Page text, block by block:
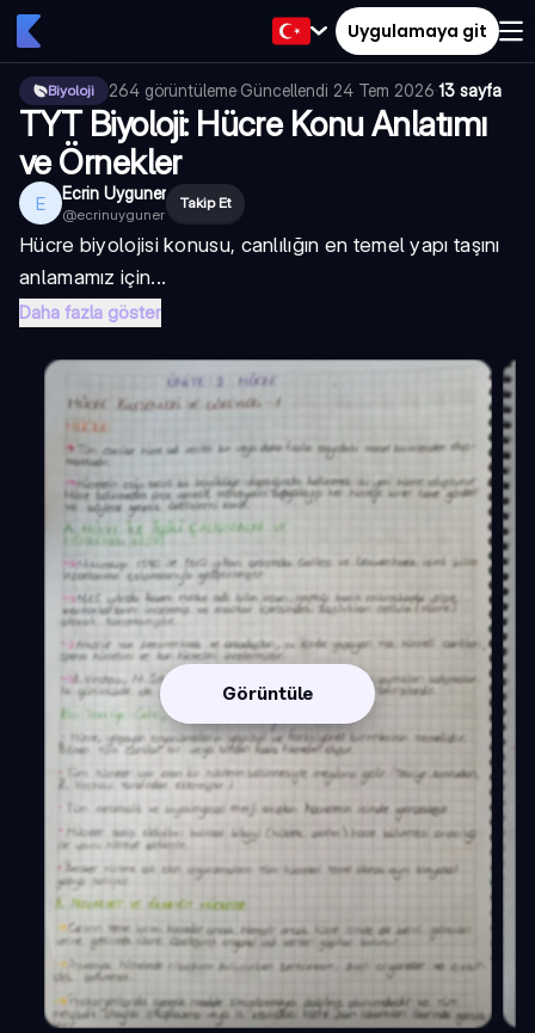
Uygulamaya git
Biyoloji 264 görüntüleme·Güncellendi 24 Tem 2026·13 sayfa
TYT Biyoloji: Hücre Konu Anlatımı
ve Örnekler
E Ecrin Uyguner
@ecrinuyguner
Takip Et
Hücre biyolojisi konusu, canlılığın en temel yapı taşını
anlamamız için...
Daha fazla göster
Görüntüle